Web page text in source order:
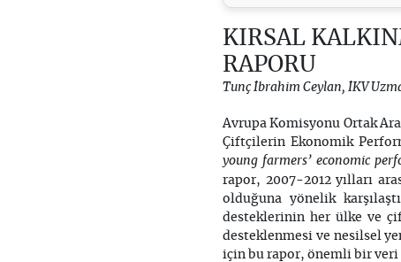
KIRSAL
RAPORU
Tunç İbrahim Ceylan, İKV
Avrupa Komisyonu Ortak
Çiftçilerin Ekonomik
young farmers’ economic
rapor, 2007-2012 yılları
olduğuna yönelik
desteklerinin her ülke ve
desteklenmesi ve nesilsel
için bu rapor, önemli bir veri